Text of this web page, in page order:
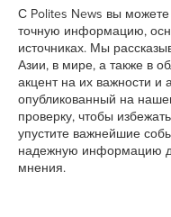
С Polites News вы можете
точную информацию,
источниках. Мы
Азии, в мире, а также в
акцент на их важности и
опубликованный на
проверку, чтобы
упустите важнейшие
надежную информацию
мнения.